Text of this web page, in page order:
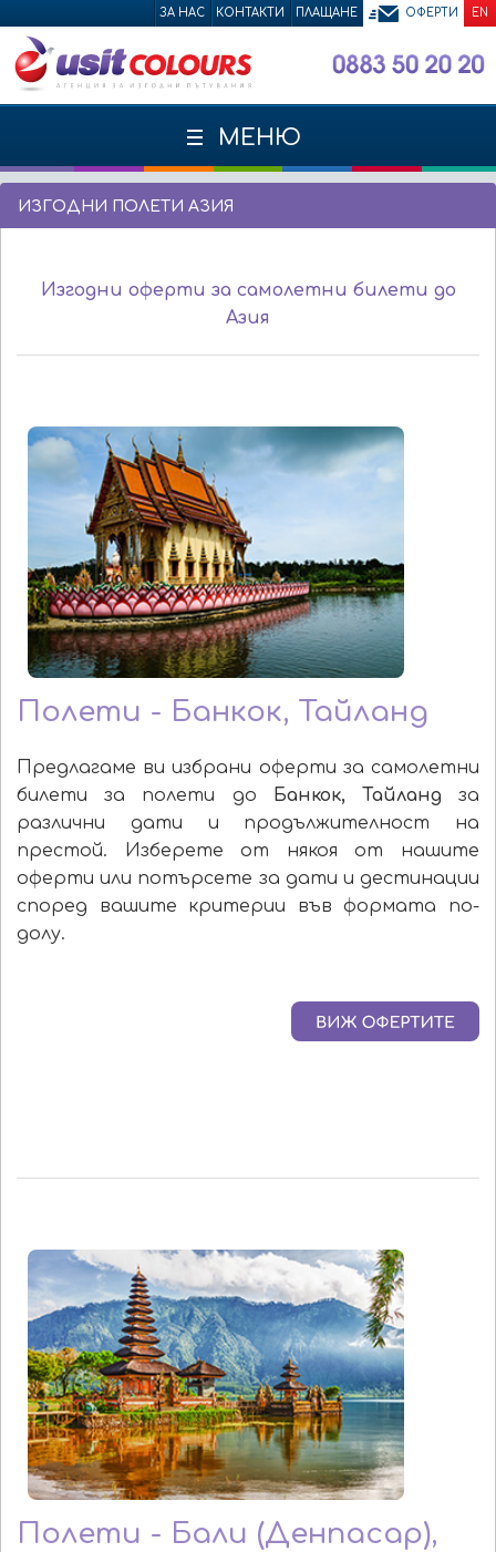
ЗА НАС КОНТАКТИ ПЛАЩАНЕ ОФЕРТИ EN
МЕНЮ
ИЗГОДНИ ПОЛЕТИ АЗИЯ
Изгодни оферти за самолетни билети до
Азия
Полети - Банкок, Тайланд
Предлагаме ви избрани оферти за самолетни
билети за полети до Банкок, Тайланд за
различни дати и продължителност на
престой. Изберете от някоя от нашите
оферти или потърсете за дати и дестинации
според вашите критерии във формата по-
долу.
Полети - Бали (Денпасар),